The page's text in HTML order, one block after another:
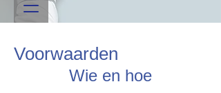
Voorwaarden
Wie en hoe